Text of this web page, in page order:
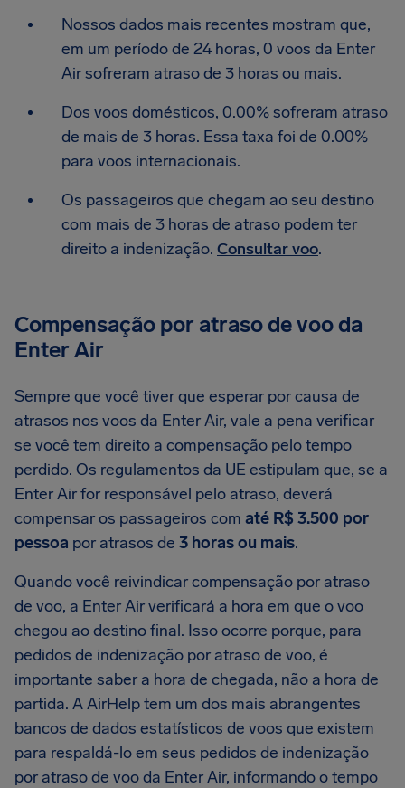
Nossos dados mais recentes mostram que,
em um período de 24 horas, 0 voos da Enter
Air sofreram atraso de 3 horas ou mais.
Dos voos domésticos, 0.00% sofreram atraso
de mais de 3 horas. Essa taxa foi de 0.00%
para voos internacionais.
Os passageiros que chegam ao seu destino
com mais de 3 horas de atraso podem ter
direito a indenização. Consultar voo.
Compensação por atraso de voo da
Enter Air
Sempre que você tiver que esperar por causa de
atrasos nos voos da Enter Air, vale a pena verificar
se você tem direito a compensação pelo tempo
perdido. Os regulamentos da UE estipulam que, se a
Enter Air for responsável pelo atraso, deverá
compensar os passageiros com até R$ 3.500 por
pessoa por atrasos de 3 horas ou mais.
Quando você reivindicar compensação por atraso
de voo, a Enter Air verificará a hora em que o voo
chegou ao destino final. Isso ocorre porque, para
pedidos de indenização por atraso de voo, é
importante saber a hora de chegada, não a hora de
partida. A AirHelp tem um dos mais abrangentes
bancos de dados estatísticos de voos que existem
para respaldá-lo em seus pedidos de indenização
por atraso de voo da Enter Air, informando o tempo